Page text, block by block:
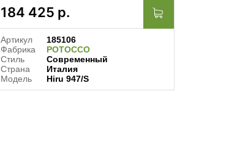
184 425 р.
Артикул
185106
Фабрика
POTOCCO
Стиль
Современный
Страна
Италия
Модель
Hiru 947/S